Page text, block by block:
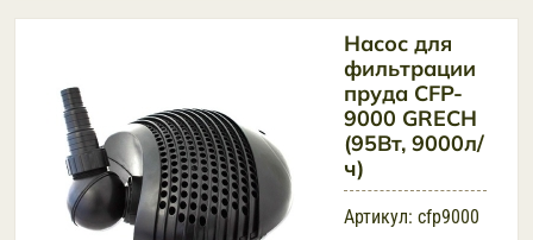
Насос для
фильтрации
пруда CFP-
9000 GRECH
(95Вт, 9000л/
ч)
Артикул: cfp9000